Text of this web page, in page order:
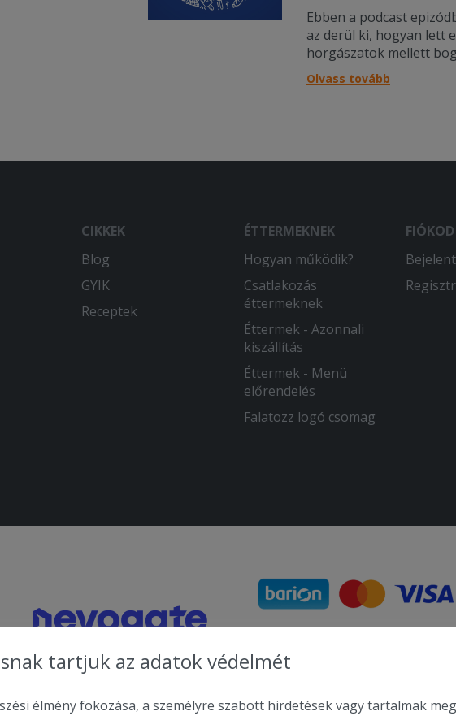
Ebben a podcast
az derül ki, hogyan lett
horgászatok mellett
figyelő srácból több
eléréssel rendelkező
Olvass tovább
CIKKEK
Blog
GYIK
Receptek
ÉTTERMEKNEK
Hogyan működik?
Csatlakozás
éttermeknek
Éttermek - Azonnali
kiszállítás
Éttermek - Menü
előrendelés
Falatozz logó csomag
FIÓKOD
tartjuk az adatok védelmét
élmény fokozása, a személyre szabott hirdetések vagy tartalmak